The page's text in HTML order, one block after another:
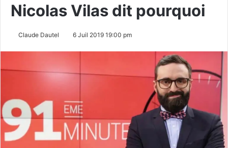
Nicolas Vilas dit pourquoi
Claude Dautel 6 Juil 2019 19:00 pm